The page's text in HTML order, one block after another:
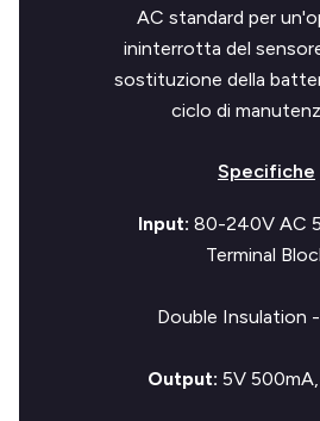
AC standard per
ininterrotta del
sostituzione della
ciclo di
Specifiche
Input: 80-240V AC
Terminal
Double Insulation
Output: 5V